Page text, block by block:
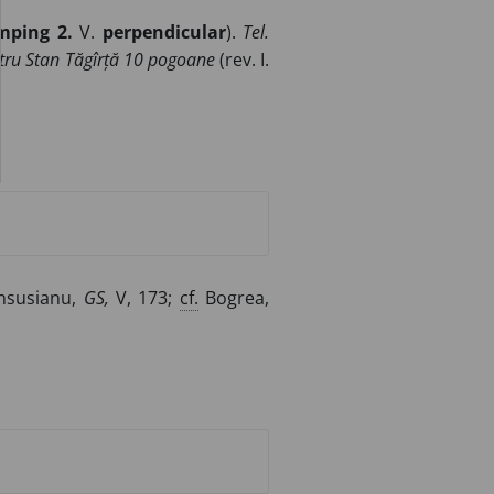
împing 2. V. perpendicular). Tel.
Stan Tăgîrță 10 pogoane(rev. I.
GS, V, 173; cf. Bogrea,